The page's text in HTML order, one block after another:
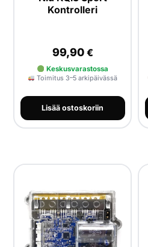
Kontrolleri
99,90 €
Keskusvarastossa
Toimitus 3–5 arkipäivässä
Lisää ostoskoriin